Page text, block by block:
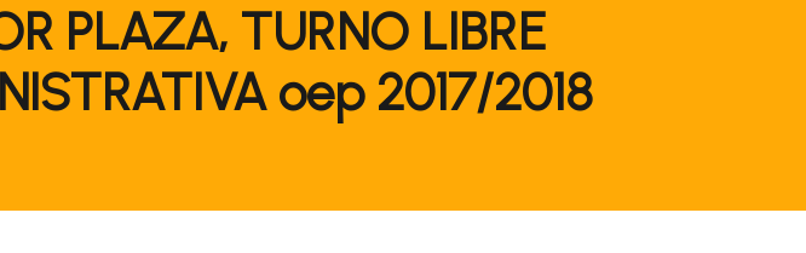
PLAZA, TURNO LIBRE
oep 2017/2018